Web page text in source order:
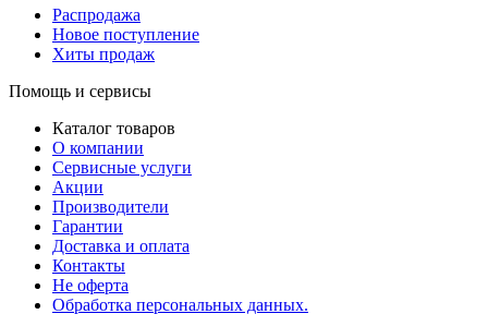
Распродажа
Новое поступление
Хиты продаж
Помощь и сервисы
Каталог товаров
О компании
Сервисные услуги
Акции
Производители
Гарантии
Доставка и оплата
Контакты
Не оферта
Обработка персональных данных.